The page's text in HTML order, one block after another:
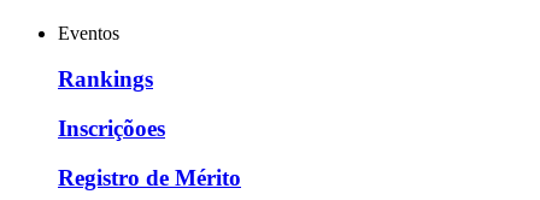
Eventos
Rankings
Inscriçõoes
Registro de Mérito